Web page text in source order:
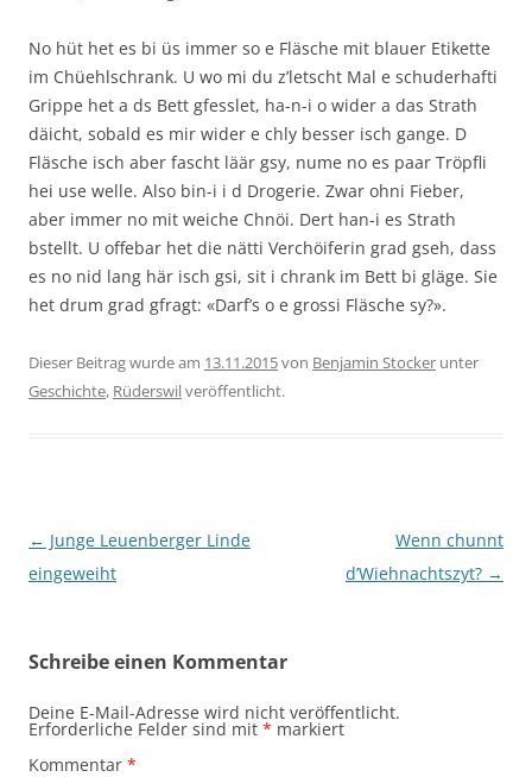
No hüt het es bi üs immer so e Fläsche mit blauer Etikette
im Chüehlschrank. U wo mi du z’letscht Mal e schuderhafti
Grippe het a ds Bett gfesslet, ha-n-i o wider a das Strath
däicht, sobald es mir wider e chly besser isch gange. D
Fläsche isch aber fascht läär gsy, nume no es paar Tröpfli
hei use welle. Also bin-i i d Drogerie. Zwar ohni Fieber,
aber immer no mit weiche Chnöi. Dert han-i es Strath
bstellt. U offebar het die nätti Verchöiferin grad gseh, dass
es no nid lang här isch gsi, sit i chrank im Bett bi gläge. Sie
het drum grad gfragt: «Darf’s o e grossi Fläsche sy?».
Dieser Beitrag wurde am 13.11.2015von Benjamin Stocker unter
Geschichte, Rüderswilveröffentlicht.
Beitragsnavigation
← Junge Leuenberger Linde
eingeweiht
Wenn chunnt
d’Wiehnachtszyt? →
Schreibe einen Kommentar
Deine E-Mail-Adresse wird nicht veröffentlicht.
Erforderliche Felder sind mit * markiert
Kommentar *